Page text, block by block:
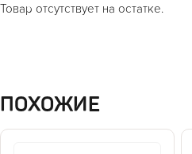
Товар отсутствует на остатке.
ПОХОЖИЕ